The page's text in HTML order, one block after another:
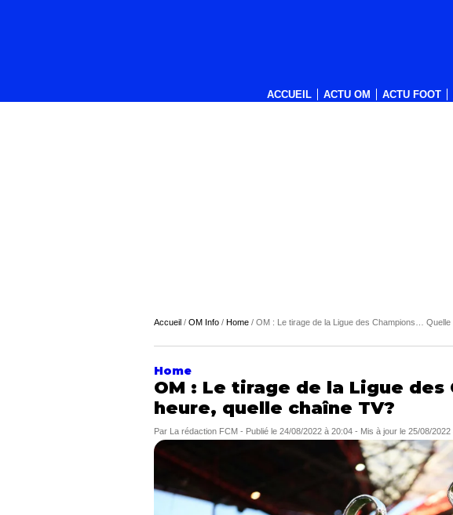
ACCUEIL ACTU OM ACTU FOOT
Accueil / OM Info / Home / OM : Le tirage de la Ligue des Champions…
Home
OM : Le tirage de la Ligue
heure, quelle chaîne TV?
Par La rédaction FCM - Publié le 24/08/2022 à 20:04 - Mis à jour le 25/08/2022